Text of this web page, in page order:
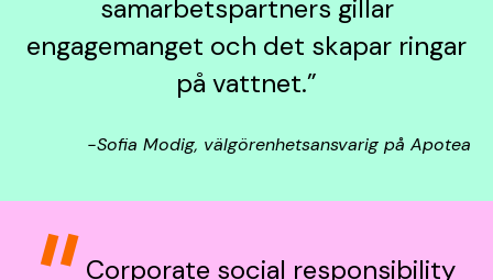
samarbetspartners gillar
engagemanget och det skapar ringar
på vattnet.”
−Sofia Modig, välgörenhetsansvarig på Apotea
Corporate social responsibility